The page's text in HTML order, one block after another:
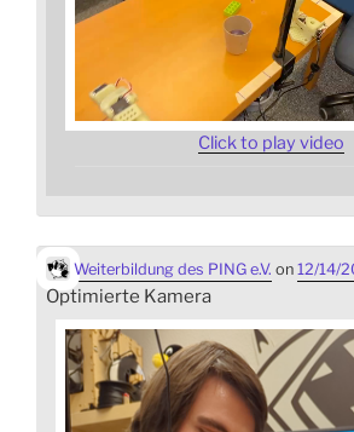
Click to play video
Weiterbildung des PING e.V. on 12/14/
Optimierte Kamera